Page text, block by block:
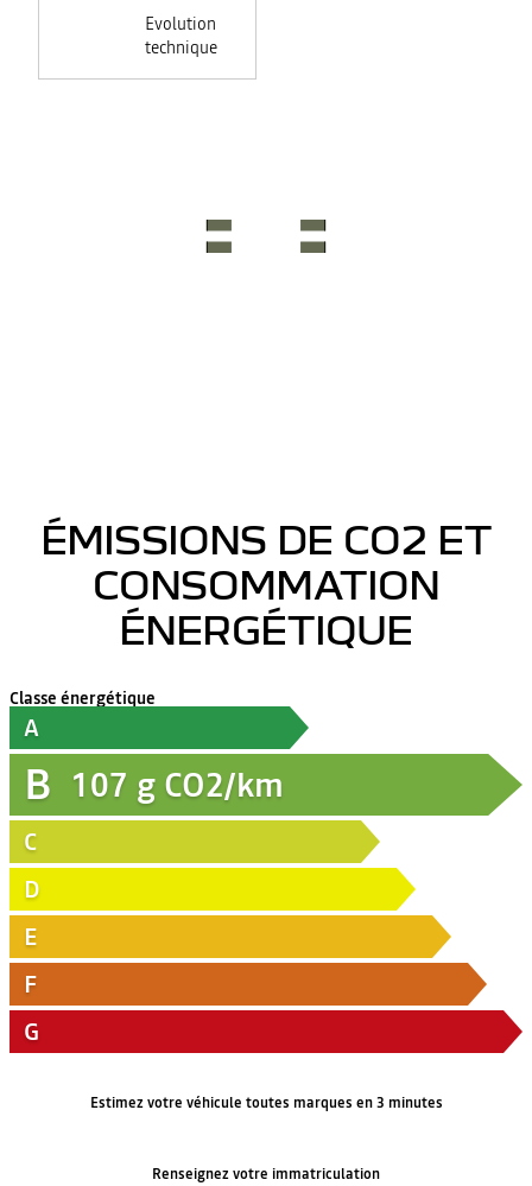
Evolution
technique
ÉMISSIONS DE CO2 ET
CONSOMMATION
ÉNERGÉTIQUE
Classe énergétique
A
B 107 g CO2/km
C
D
E
F
G
Estimez votre véhicule toutes marques en 3 minutes
Renseignez votre immatriculation